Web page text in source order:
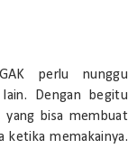
perlu nunggu
Dengan begitu
yang bisa membuat
ketika memakainya.